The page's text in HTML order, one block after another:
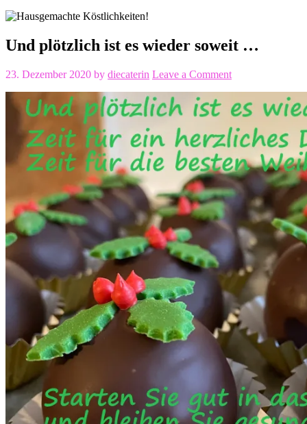
Und plötzlich ist es wieder soweit …
23. Dezember 2020 by diecaterin Leave a Comment